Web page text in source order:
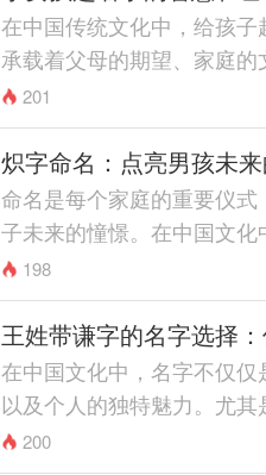
在中国传统文化中，给孩
承载着父母的期望、家庭
201
炽字命名：点亮男孩未
命名是每个家庭的重要仪
子未来的憧憬。在中国文
198
王姓带谦字的名字选择
在中国文化中，名字不仅
以及个人的独特魅力。尤
200